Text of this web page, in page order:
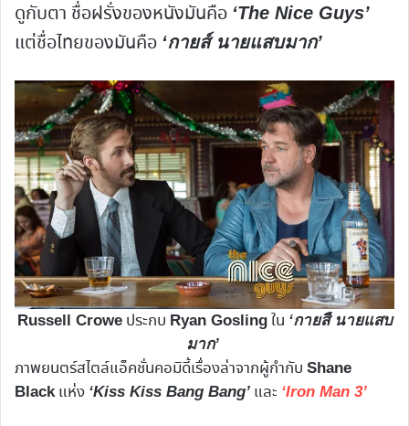
ดูกับตา ชื่อฝรั่งของหนังมันคือ ‘The Nice Guys’
แต่ชื่อไทยของมันคือ ‘กายส์ นายแสบมาก’
Russell Croweประกบ Ryan Goslingใน ‘กายสื นายแสบ
มาก’
ภาพยนตร์สไตล์แอ็คชั่นคอมิดี้เรื่องล่าจากผู้กำกับ Shane
Blackแห่ง ‘Kiss Kiss Bang Bang’ และ ‘Iron Man 3’